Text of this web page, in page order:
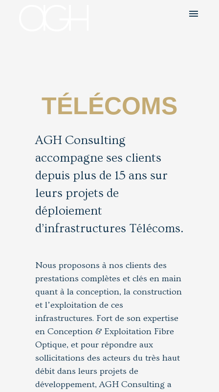
menu
TÉLÉCOMS
AGH Consulting
accompagne ses clients
depuis plus de 15 ans sur
leurs projets de
déploiement
d’infrastructures Télécoms.
Nous proposons à nos clients des
prestations complètes et clés en main
quant à la conception, la construction
et l’exploitation de ces
infrastructures. Fort de son expertise
en Conception & Exploitation Fibre
Optique, et pour répondre aux
sollicitations des acteurs du très haut
débit dans leurs projets de
développement, AGH Consulting a